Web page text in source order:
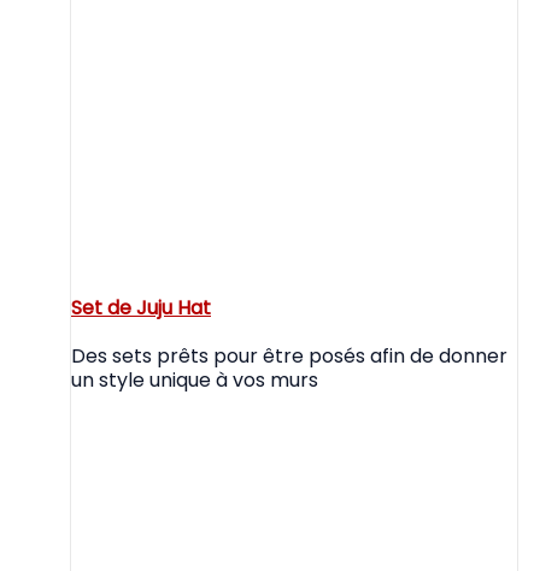
Set de Juju Hat
Des sets prêts pour être posés afin de donner
un style unique à vos murs